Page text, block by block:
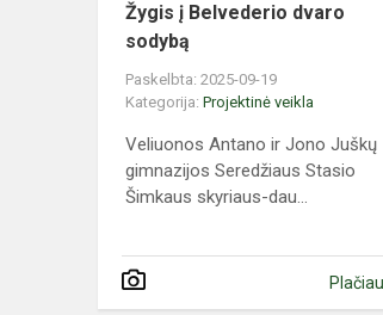
Žygis į Belvederio dvaro
sodybą
Paskelbta: 2025-09-19
Kategorija: Projektinė veikla
Veliuonos Antano ir Jono Juškų
gimnazijos Seredžiaus Stasio
Šimkaus skyriaus-dau...
Plačiau